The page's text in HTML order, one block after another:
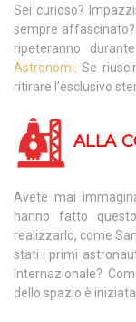
Sei curioso?
sempre
ripeteranno
Astronomi. Se
ritirare l’esclusivo
ALLA
Avete mai
hanno fatto
realizzarlo, come
stati i primi
Internazionale?
dello spazio è